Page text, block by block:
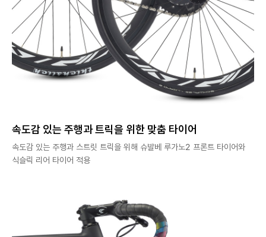
속도감 있는 주행과 트릭을 위한 맞춤 타이어
속도감 있는 주행과 스트릿 트릭을 위해 슈발베 루가노2 프론트 타이어와
식슬릭 리어 타이어 적용